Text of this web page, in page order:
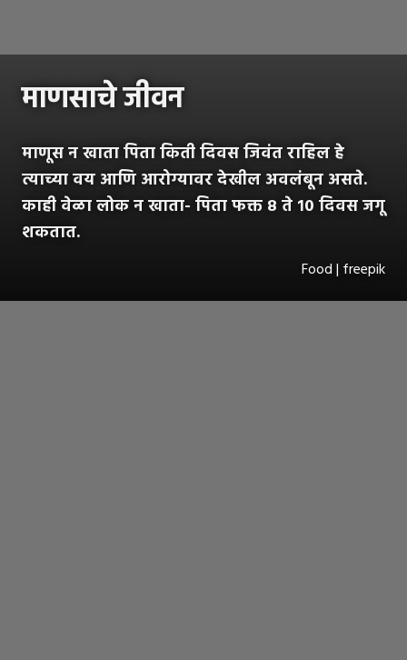
माणसाचे जीवन
माणूस न खाता पिता किती दिवस जिवंत राहिल हे
त्याच्या वय आणि आरोग्यावर देखील अवलंबून असते.
काही वेळा लोक न खाता- पिता फक्त ८ ते १० दिवस जगू
शकतात.
Food | freepik